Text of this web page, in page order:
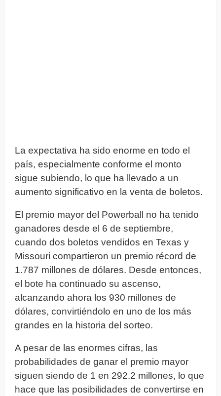
La expectativa ha sido enorme en todo el
país, especialmente conforme el monto
sigue subiendo, lo que ha llevado a un
aumento significativo en la venta de boletos.
El premio mayor del Powerball no ha tenido
ganadores desde el 6 de septiembre,
cuando dos boletos vendidos en Texas y
Missouri compartieron un premio récord de
1.787 millones de dólares. Desde entonces,
el bote ha continuado su ascenso,
alcanzando ahora los 930 millones de
dólares, convirtiéndolo en uno de los más
grandes en la historia del sorteo.
A pesar de las enormes cifras, las
probabilidades de ganar el premio mayor
siguen siendo de 1 en 292.2 millones, lo que
hace que las posibilidades de convertirse en